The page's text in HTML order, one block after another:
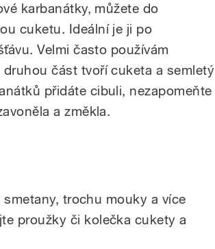
karbanátky, můžete do
cuketu. Ideální je ji po
Velmi často používám
část tvoří cuketa a semletý
přidáte cibuli, nezapomeňte
a změkla.
trochu mouky a více
proužky či kolečka cukety a